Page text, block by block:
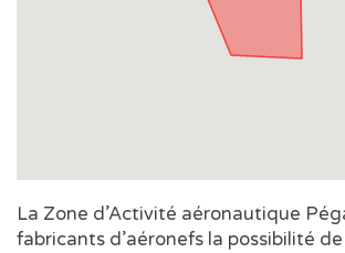
La Zone d’Activité aéronautique
fabricants d’aéronefs la possibilité